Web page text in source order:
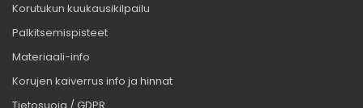
Korutukun kuukausikilpailu
Palkitsemispisteet
Materiaali-info
Korujen kaiverrus info ja hinnat